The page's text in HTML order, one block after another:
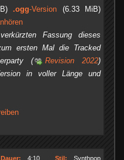
.ogg-Version (6.33 MiB)
Fassung dieses
ersten Mal die Tracked
(
Revision 2022)
in voller Länge und
Dauer: 4:10 Stil: Synthpop